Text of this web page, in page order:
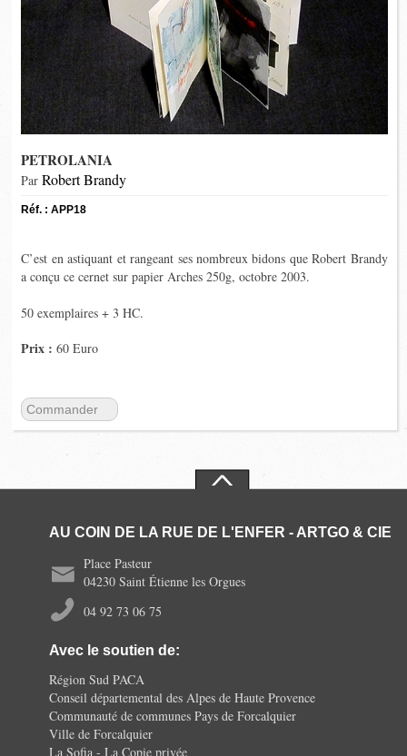
PETROLANIA
Par Robert Brandy
Réf. : APP18
C’est en astiquant et rangeant ses nombreux bidons que Robert Brandy
a conçu ce cernet sur papier Arches 250g, octobre 2003.
50 exemplaires + 3 HC.
Prix :60 Euro
Commander
AU COIN DE LA RUE DE L'ENFER - ARTGO & CIE
Place Pasteur
04230 Saint Étienne les Orgues
04 92 73 06 75
Avec le soutien de:
Région Sud PACA
Conseil départemental des Alpes de Haute Provence
Communauté de communes Pays de Forcalquier
Ville de Forcalquier
La Sofia - La Copie privée